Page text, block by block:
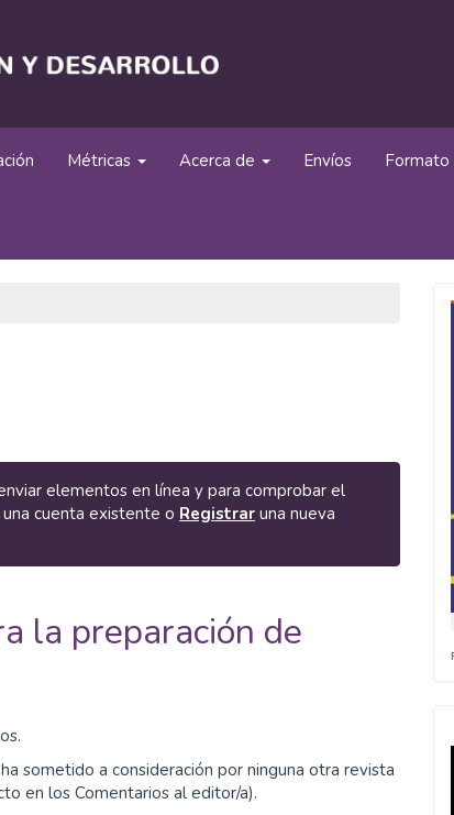
Métricas Acerca de Envíos Formato
elementos en línea y para comprobar el
una cuenta existente o Registrar una nueva
la preparación de
sometido a consideración por ninguna otra revista
en los Comentarios al editor/a).